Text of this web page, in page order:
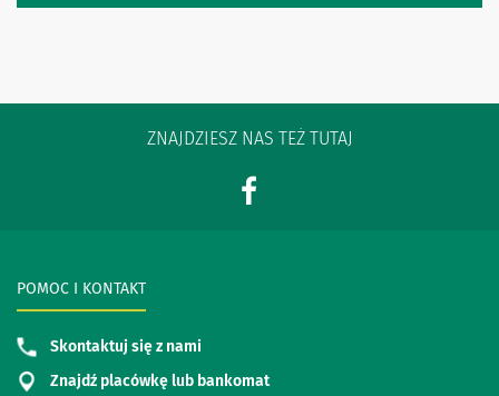
ZNAJDZIESZ NAS TEŻ TUTAJ
POMOC I KONTAKT
Skontaktuj się z nami
Znajdź placówkę lub bankomat